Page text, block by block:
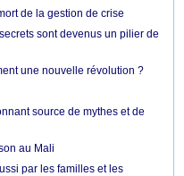
de la gestion de crise
sont devenus un pilier de
une nouvelle révolution ?
source de mythes et de
au Mali
par les familles et les